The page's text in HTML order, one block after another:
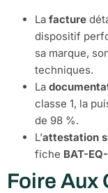
La facture
dispositif
sa marque,
techniques.
La
classe 1, la
de 98 %.
L’attestation
fiche BAT-
Foire Aux